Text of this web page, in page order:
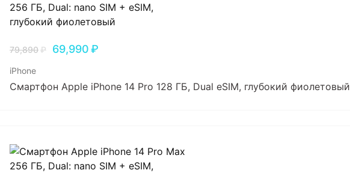
79,890₽ 69,990₽
iPhone
Смартфон Apple iPhone 14 Pro 128 ГБ, Dual еSIM, глубокий фиолетовый